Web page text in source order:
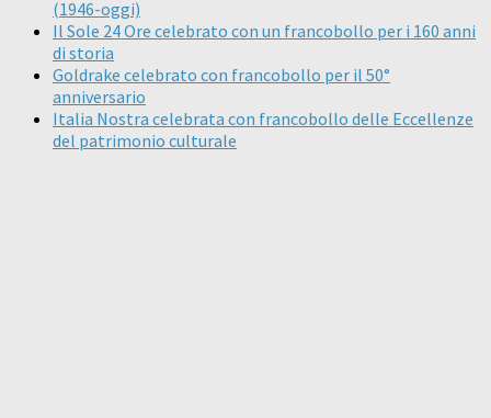
(1946-oggi)
Il Sole 24 Ore celebrato con un francobollo per i 160 anni
di storia
Goldrake celebrato con francobollo per il 50°
anniversario
Italia Nostra celebrata con francobollo delle Eccellenze
del patrimonio culturale